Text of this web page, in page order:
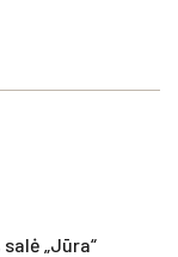
„Jūra“